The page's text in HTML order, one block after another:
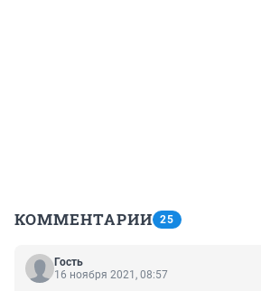
КОММЕНТАРИИ 25
Гость
16 ноября 2021, 08:57